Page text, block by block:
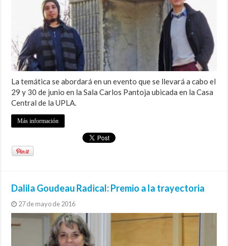
La temática se abordará en un evento que se llevará a cabo el
29 y 30 de junio en la Sala Carlos Pantoja ubicada en la Casa
Central de la UPLA.
Más información
Dalila Goudeau Radical: Premio a la trayectoria
27 de mayo de 2016